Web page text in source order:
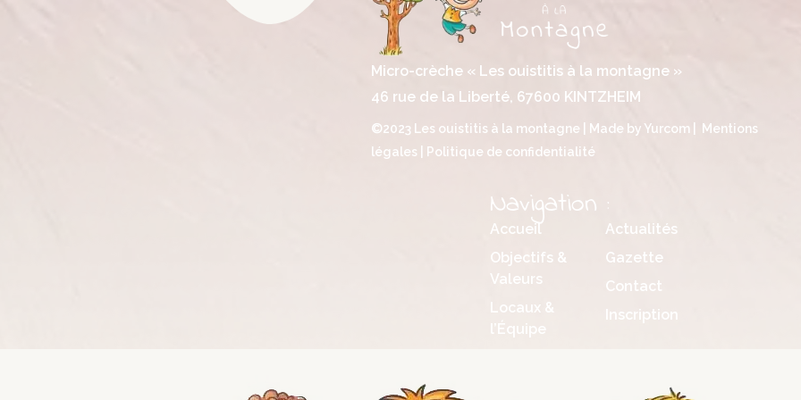
Micro-crèche « Les ouistitis à la montagne »
46 rue de la Liberté, 67600 KINTZHEIM
©2023 Les ouistitis à la montagne | Made by Yurcom
Mentions
légales
Politique de confidentialité
Navigation :
Accueil
Objectifs &
Valeurs
Locaux &
l’Équipe
Actualités
Gazette
Contact
Inscription